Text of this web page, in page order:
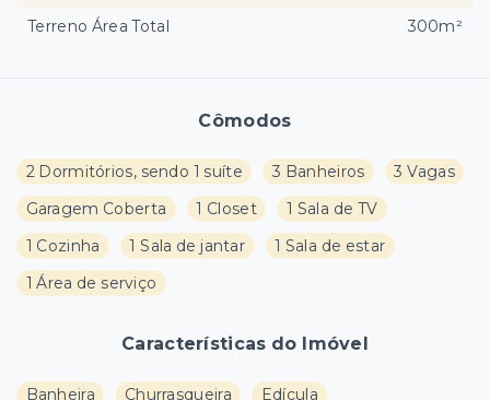
Cômodos
2 Dormitórios, sendo 1 suíte 3 Banheiros
3 Vagas
Garagem Coberta
1 Closet
1 Sala de TV
1 Cozinha
1 Sala de jantar
1 Sala de estar
1 Área de serviço
Características do Imóvel
Banheira Churrasqueira Edícula
Terreno Área Total
300m²